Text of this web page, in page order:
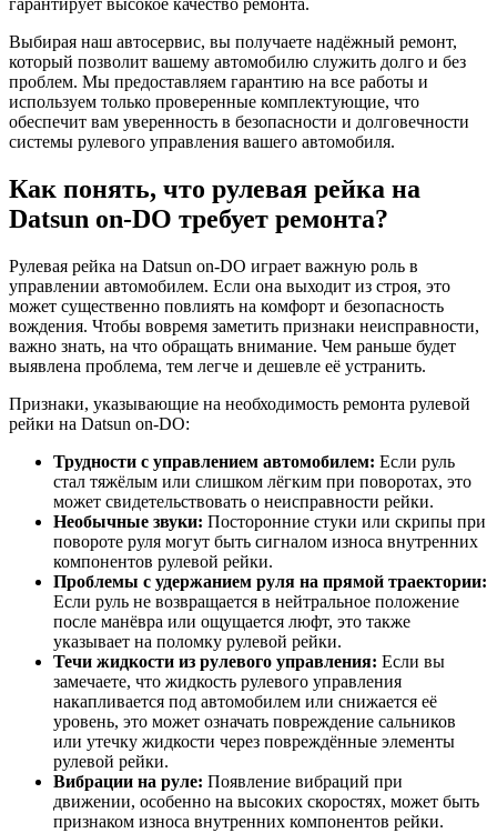
гарантирует высокое качество ремонта.
Выбирая наш автосервис, вы получаете надёжный ремонт,
который позволит вашему автомобилю служить долго и без
проблем. Мы предоставляем гарантию на все работы и
используем только проверенные комплектующие, что
обеспечит вам уверенность в безопасности и долговечности
системы рулевого управления вашего автомобиля.
Как понять, что рулевая рейка на
Datsun on-DO требует ремонта?
Рулевая рейка на Datsun on-DO играет важную роль в
управлении автомобилем. Если она выходит из строя, это
может существенно повлиять на комфорт и безопасность
вождения. Чтобы вовремя заметить признаки неисправности,
важно знать, на что обращать внимание. Чем раньше будет
выявлена проблема, тем легче и дешевле её устранить.
Признаки, указывающие на необходимость ремонта рулевой
рейки на Datsun on-DO:
Трудности с управлением автомобилем: Если руль
стал тяжёлым или слишком лёгким при поворотах, это
может свидетельствовать о неисправности рейки.
Необычные звуки: Посторонние стуки или скрипы при
повороте руля могут быть сигналом износа внутренних
компонентов рулевой рейки.
Проблемы с удержанием руля на прямой траектории:
Если руль не возвращается в нейтральное положение
после манёвра или ощущается люфт, это также
указывает на поломку рулевой рейки.
Течи жидкости из рулевого управления: Если вы
замечаете, что жидкость рулевого управления
накапливается под автомобилем или снижается её
уровень, это может означать повреждение сальников
или утечку жидкости через повреждённые элементы
рулевой рейки.
Вибрации на руле: Появление вибраций при
движении, особенно на высоких скоростях, может быть
признаком износа внутренних компонентов рейки.